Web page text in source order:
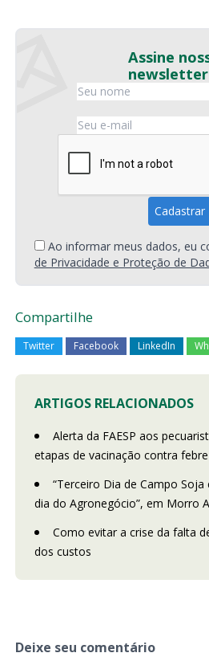
Assine
newsletter
Ao informar meus dados, eu
de Privacidade e Proteção de
Compartilhe
Twitter Facebook LinkedIn
ARTIGOS RELACIONADOS
Alerta da FAESP aos
etapas de vacinação contra
“Terceiro Dia de Campo
dia do Agronegócio”, em Morro
Como evitar a crise da falta
dos custos
Deixe seu comentário